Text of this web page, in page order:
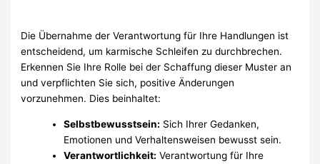
Die Übernahme der Verantwortung für Ihre Handlungen ist
entscheidend, um karmische Schleifen zu durchbrechen.
Erkennen Sie Ihre Rolle bei der Schaffung dieser Muster an
und verpflichten Sie sich, positive Änderungen
vorzunehmen. Dies beinhaltet:
Selbstbewusstsein: Sich Ihrer Gedanken,
Emotionen und Verhaltensweisen bewusst sein.
Verantwortlichkeit: Verantwortung für Ihre